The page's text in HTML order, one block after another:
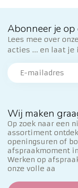
Wij maken
Op zoek naar een
assortiment
openingsuren of
afspraakmoment
Werken op
onze volle aa
Abonneer je
Lees mee over
acties ... en laat je